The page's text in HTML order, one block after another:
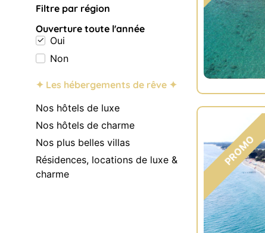
Filtre par région
Ouverture toute l'année
Oui
Non
✦ Les hébergements de rêve ✦
Nos hôtels de luxe
Nos hôtels de charme
Nos plus belles villas
Résidences, locations de luxe &
charme